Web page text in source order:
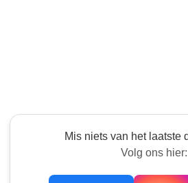
Mis niets van het laatste
Volg ons hier: